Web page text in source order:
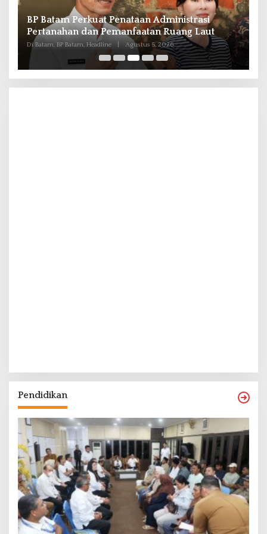
BP Batam Perkuat Penataan Administrasi
Pertanahan dan Pemanfaatan Ruang Laut
Di Batam, BP Batam, Headline Agustus 5, 2026
Pendidikan